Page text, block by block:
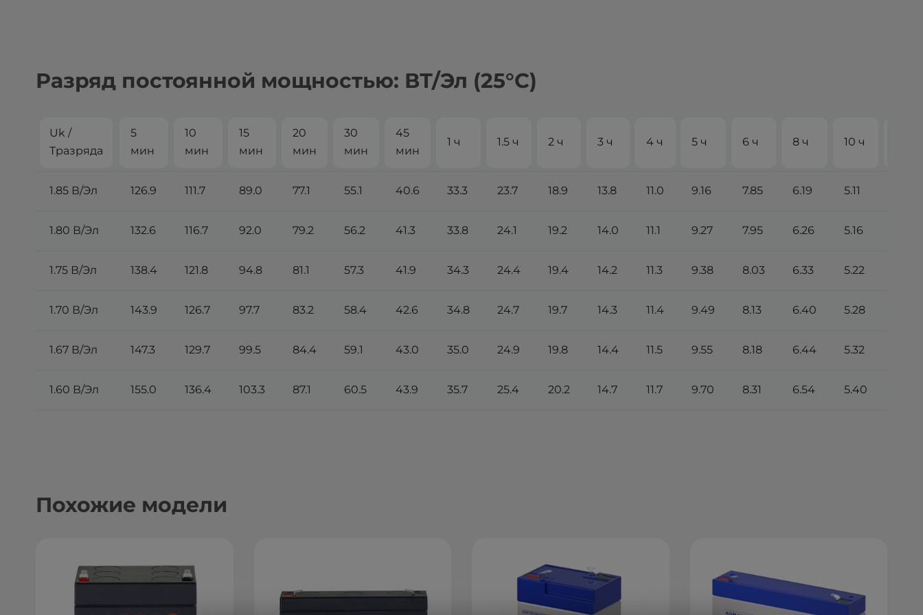
Разряд постоянной мощностью: ВТ/Эл (25°С)
Uk /
Tразряда
5
мин
10
мин
15
мин
20
мин
30
мин
45
мин
1 ч 1.5 ч 2 ч 3 ч 4 ч 5 ч 6 ч 8 ч 10 ч
1.85 В/Эл 126.9 111.7 89.0 77.1 55.1 40.6 33.3 23.7 18.9 13.8 11.0 9.16 7.85 6.19 5.11
1.80 В/Эл 132.6 116.7 92.0 79.2 56.2 41.3 33.8 24.1 19.2 14.0 11.1 9.27 7.95 6.26 5.16
1.75 В/Эл 138.4 121.8 94.8 81.1 57.3 41.9 34.3 24.4 19.4 14.2 11.3 9.38 8.03 6.33 5.22
1.70 В/Эл 143.9 126.7 97.7 83.2 58.4 42.6 34.8 24.7 19.7 14.3 11.4 9.49 8.13 6.40 5.28
1.67 В/Эл 147.3 129.7 99.5 84.4 59.1 43.0 35.0 24.9 19.8 14.4 11.5 9.55 8.18 6.44 5.32
1.60 В/Эл 155.0 136.4 103.3 87.1 60.5 43.9 35.7 25.4 20.2 14.7 11.7 9.70 8.31 6.54 5.40
Похожие модели